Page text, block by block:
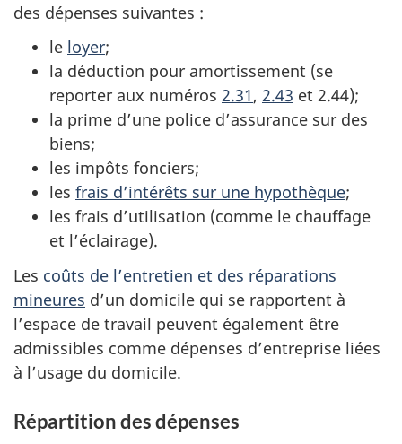
des dépenses suivantes :
le loyer;
la déduction pour amortissement (se
reporter aux numéros 2.31, 2.43 et 2.44);
la prime d’une police d’assurance sur des
biens;
les impôts fonciers;
les frais d’intérêts sur une hypothèque;
les frais d’utilisation (comme le chauffage
et l’éclairage).
Les coûts de l’entretien et des réparations
mineures d’un domicile qui se rapportent à
l’espace de travail peuvent également être
admissibles comme dépenses d’entreprise liées
à l’usage du domicile.
Répartition des dépenses